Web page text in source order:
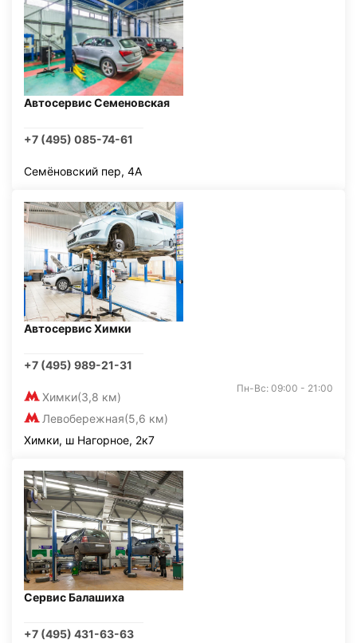
Автосервис Семеновская
+7 (495) 085-74-61
Семёновский пер, 4А
Автосервис Химки
+7 (495) 989-21-31
Химки(3,8 км)
Левобережная(5,6 км)
Пн-Вс: 09:00 - 21:00
Химки, ш Нагорное, 2к7
Сервис Балашиха
+7 (495) 431-63-63